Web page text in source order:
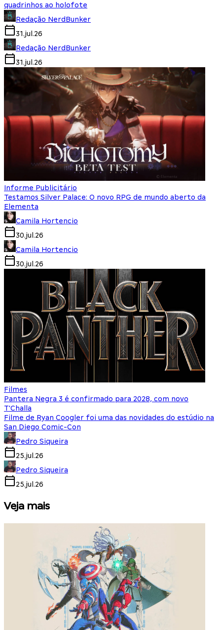
quadrinhos ao holofote
Redação NerdBunker
31.jul.26
Redação NerdBunker
31.jul.26
Informe Publicitário
Testamos Silver Palace: O novo RPG de mundo aberto da
Elementa
Camila Hortencio
30.jul.26
Camila Hortencio
30.jul.26
Filmes
Pantera Negra 3 é confirmado para 2028, com novo
T'Challa
Filme de Ryan Coogler foi uma das novidades do estúdio na
San Diego Comic-Con
Pedro Siqueira
25.jul.26
Pedro Siqueira
25.jul.26
Veja mais